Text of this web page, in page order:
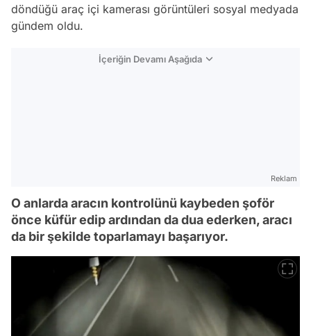
döndüğü araç içi kamerası görüntüleri sosyal medyada
gündem oldu.
İçeriğin Devamı Aşağıda
Reklam
O anlarda aracın kontrolünü kaybeden şoför
önce küfür edip ardından da dua ederken, aracı
da bir şekilde toparlamayı başarıyor.